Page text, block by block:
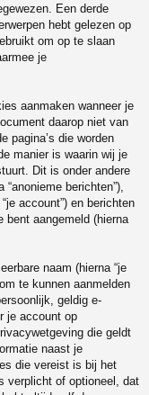
Een derde
hebt gelezen op
om op te slaan
je
aanmaken wanneer je
daarop niet van
pagina’s die worden
manier is waarin wij je
Dit is onder andere
berichten”),
account”) en berichten
bent aangemeld (hierna
naam (hierna “je
te kunnen aanmelden
geldig e-
je account op
die geldt
naast je
die vereist is bij het
verplicht of optioneel, dat